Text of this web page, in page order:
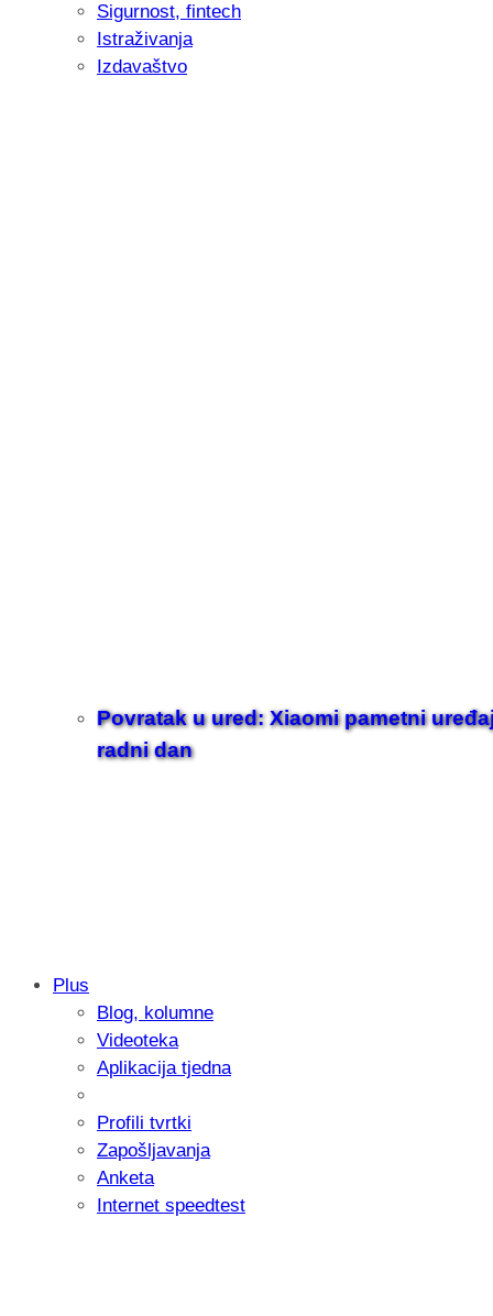
Sigurnost, fintech
Istraživanja
Izdavaštvo
Povratak u ured: Xiaomi pametni
radni dan
Samsung otkrio kako je nastajala
donijelo tanje i izdržljivije preklopne
Plus
Blog, kolumne
Videoteka
Aplikacija tjedna
Profili tvrtki
Zapošljavanja
Anketa
Internet speedtest